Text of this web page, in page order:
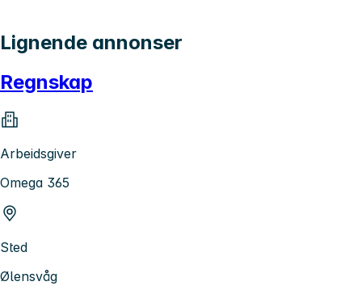
Lignende annonser
Regnskap
Arbeidsgiver
Omega 365
Sted
Ølensvåg